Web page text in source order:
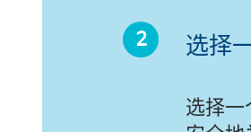
选择
选择一